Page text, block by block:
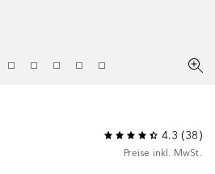
4.3 (38)
Preise inkl. MwSt.